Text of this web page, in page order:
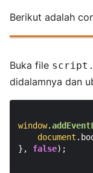
Berikut adalah
Buka file
didalamnya dan
window.
document .
}, false);